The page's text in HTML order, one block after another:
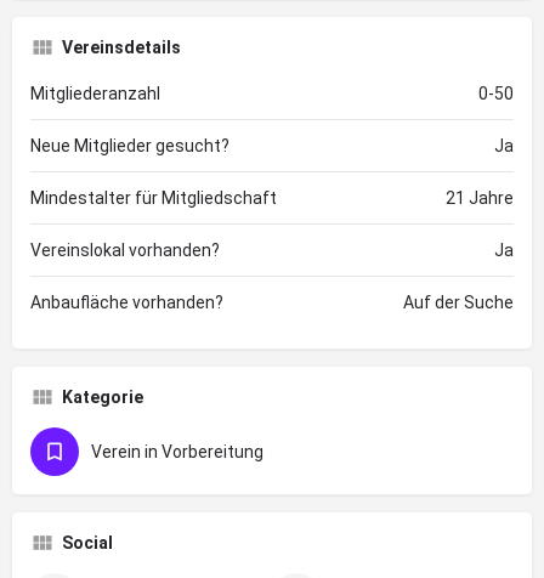
Vereinsdetails
Mitgliederanzahl 0-50
Neue Mitglieder gesucht? Ja
Mindestalter für Mitgliedschaft 21 Jahre
Vereinslokal vorhanden? Ja
Anbaufläche vorhanden? Auf der Suche
Kategorie
Verein in Vorbereitung
Social